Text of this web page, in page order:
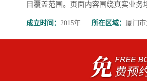
目覆盖范围。页面内容围绕真实业
成立时间： 2015年 所在区域： 厦门